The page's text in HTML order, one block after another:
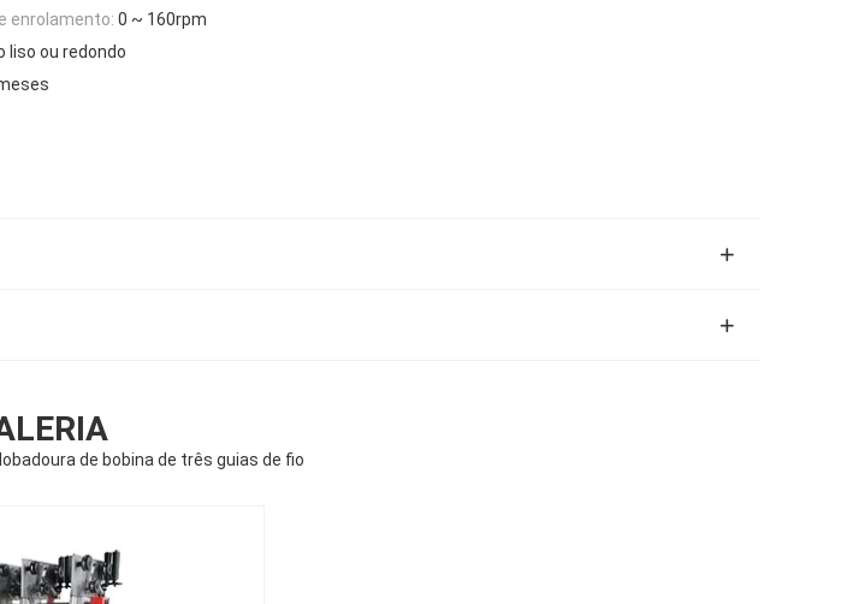
enrolamento: 0 ~ 160rpm
liso ou redondo
de bobina de três guias de fio